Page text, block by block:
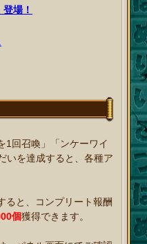
場！
1回召喚」「ンケーワイ
いを達成すると、各種ア
ると、コンプリート報酬
個獲得できます。